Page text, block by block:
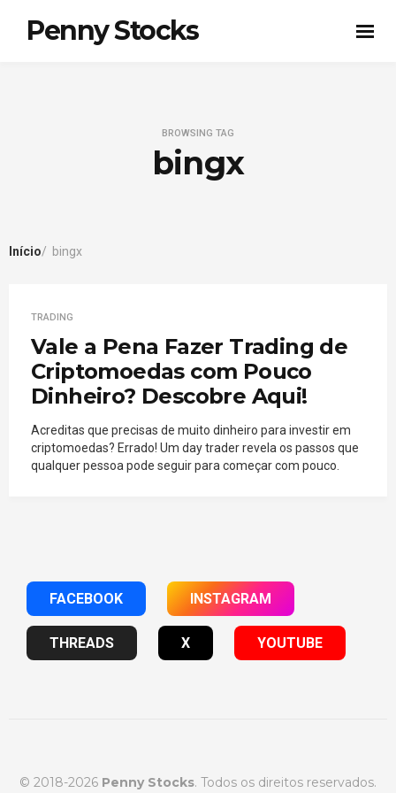
Penny Stocks
BROWSING TAG
bingx
Início bingx
TRADING
Vale a Pena Fazer Trading de
Criptomoedas com Pouco
Dinheiro? Descobre Aqui!
Acreditas que precisas de muito dinheiro para investir em
criptomoedas? Errado! Um day trader revela os passos que
qualquer pessoa pode seguir para começar com pouco.
FACEBOOK INSTAGRAM
THREADS X YOUTUBE
© 2018-2026 Penny Stocks. Todos os direitos reservados.